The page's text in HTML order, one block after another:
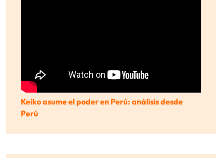
Keiko asume el poder en Perú: análisis desde
Perú